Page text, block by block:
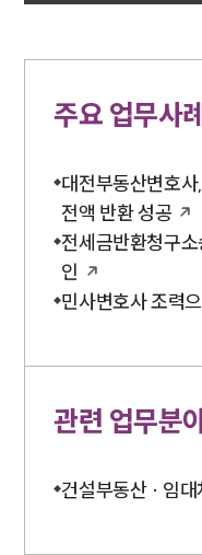
주요 업무사
대전부동산변호
전액 반환 성공
전세금반환청구
인
민사변호사 조력
관련 업무분
건설부동산 · 임대